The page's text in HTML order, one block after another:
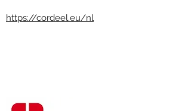
https://cordeel.eu/nl